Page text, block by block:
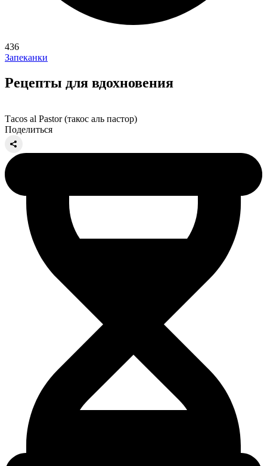
436
Запеканки
Рецепты для вдохновения
Тacos al Pastor (такос аль пастор)
Поделиться